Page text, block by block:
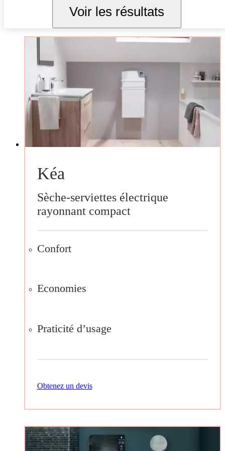
Voir les résultats
Kéa
Sèche-serviettes électrique
rayonnant compact
Confort
Economies
Praticité d’usage
Obtenez un devis